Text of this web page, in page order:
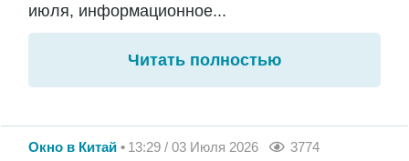
июля, информационное...
Читать полностью
Окно в Китай 13:29 / 03 Июля 2026 3774